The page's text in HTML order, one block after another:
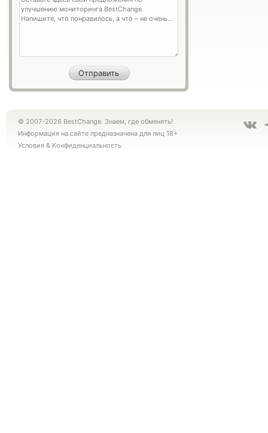
© 2007-2026 BestChange. Знаем, где обменять!
Информация на сайте предназначена для лиц 18+
Условия & Конфиденциальность